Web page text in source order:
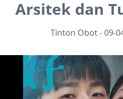
Arsitek dan
Tinton Obot-09-